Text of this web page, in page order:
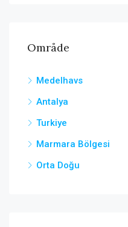
Område
Medelhavs
Antalya
Turkiye
Marmara Bölgesi
Orta Doğu